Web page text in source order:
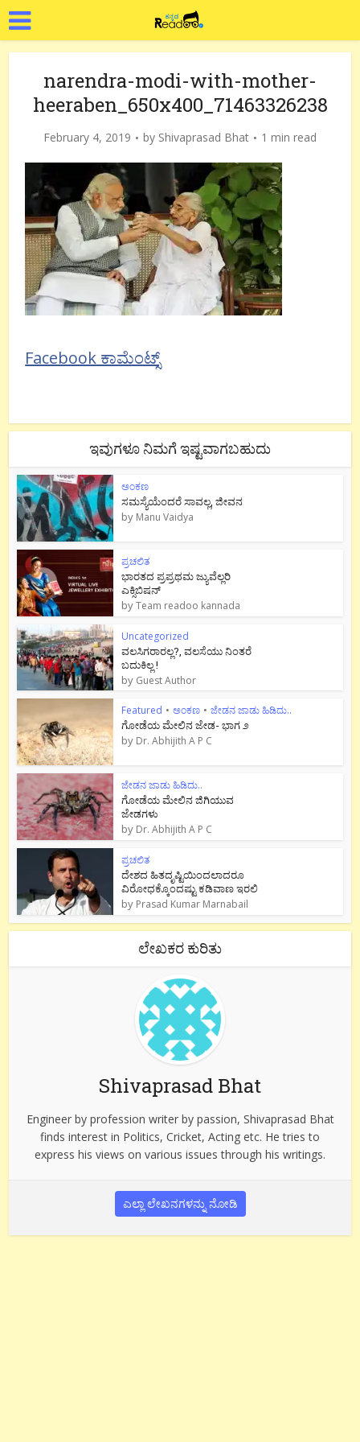
narendra-modi-with-mother-
heeraben_650x400_71463326238
February 4, 2019 by Shivaprasad Bhat 1 min read
Facebook ಕಾಮೆಂಟ್ಸ್
ಇವುಗಳೂ ನಿಮಗೆ ಇಷ್ಟವಾಗಬಹುದು
ಅಂಕಣ
ಸಮಸ್ಯೆಯೆಂದರೆ ಸಾವಲ್ಲ, ಜೀವನ
by Manu Vaidya
ಪ್ರಚಲಿತ
ಭಾರತದ ಪ್ರಪ್ರಥಮ ಜ್ಯುವೆಲ್ಲರಿ
ಎಕ್ಸಿಬಿಷನ್
byTeam readoo kannada
Uncategorized
ವಲಸಿಗರಾರಲ್ಲ?, ವಲಸೆಯು ನಿಂತರೆ
ಬದುಕಿಲ್ಲ !
by Guest Author
Featured • ಅಂಕಣ • ಜೇಡನ ಜಾಡು ಹಿಡಿದು..
ಗೋಡೆಯ ಮೇಲಿನ ಜೇಡ- ಭಾಗ ೨
by Dr. Abhijith A P C
ಜೇಡನ ಜಾಡು ಹಿಡಿದು..
ಗೋಡೆಯ ಮೇಲಿನ ಜಿಗಿಯುವ
ಜೇಡಗಳು
by Dr. Abhijith A P C
ಪ್ರಚಲಿತ
ದೇಶದ ಹಿತದೃಷ್ಟಿಯಿಂದಲಾದರೂ
ವಿರೋಧಕ್ಕೊಂದಷ್ಟು ಕಡಿವಾಣ ಇರಲಿ
by Prasad Kumar Marnabail
ಲೇಖಕರ ಕುರಿತು
Shivaprasad Bhat
Engineer by profession writer by passion, Shivaprasad Bhat
finds interest in Politics, Cricket, Acting etc. He tries to
express his views on various issues through his writings.
ಎಲ್ಲಾ ಲೇಖನಗಳನ್ನು ನೋಡಿ